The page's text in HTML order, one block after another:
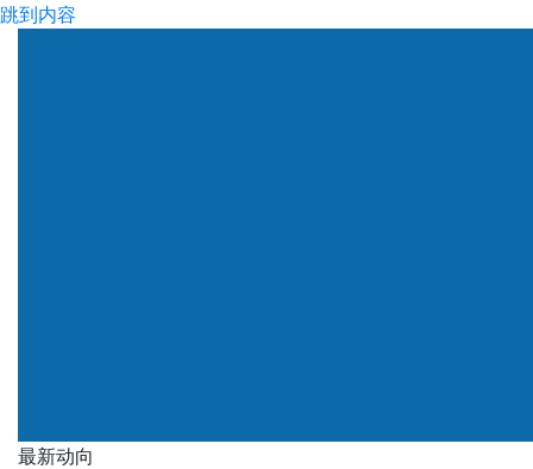
跳到内容
最新动向